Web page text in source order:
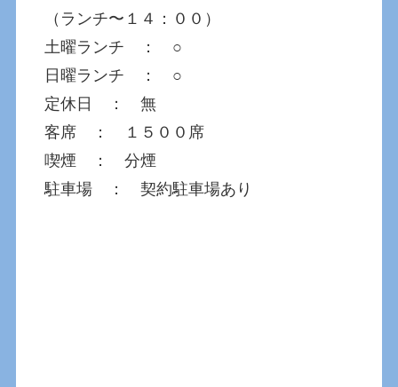
（ランチ〜１４：００）
土曜ランチ ： ○
日曜ランチ ： ○
定休日 ： 無
客席 ： １５００席
喫煙 ： 分煙
駐車場 ： 契約駐車場あり